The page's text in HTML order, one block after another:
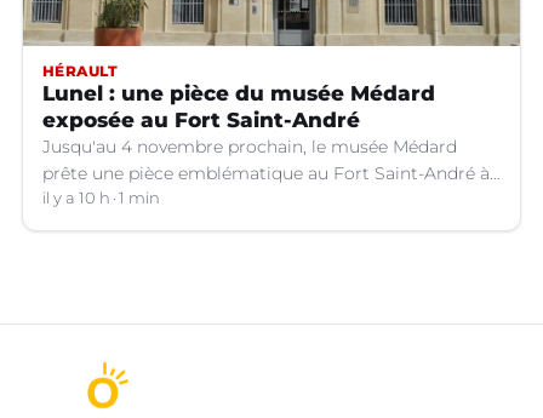
HÉRAULT
Lunel : une pièce du musée Médard
exposée au Fort Saint-André
Jusqu'au 4 novembre prochain, le musée Médard
prête une pièce emblématique au Fort Saint-André à
Villeneuve-lez-Avignon (Gard).
il y a 10 h 1 min